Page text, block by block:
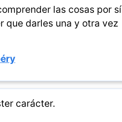
las cosas por sí
que darles una y otra vez
carácter.